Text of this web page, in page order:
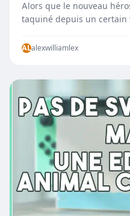
Alors que le nouveau
taquiné depuis un certain
ALalexwilliamlex